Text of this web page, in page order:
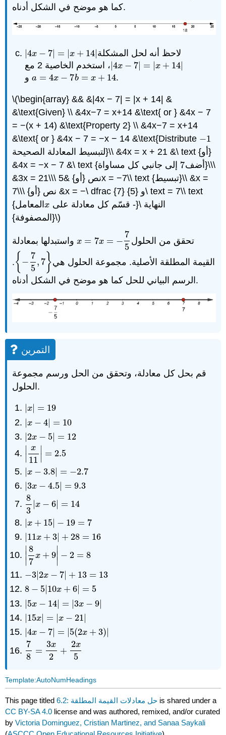
كما هو موضح في الشكل أدناه.
|4x − 7 = |x + 14
|4x −7 |= |x+ 14| لاحظ أنه لحل المشكلة
|4x − 7 = |x + 14
|4x −7 |= |x+ 14| ، استخدم الخاصية 2 مع
a = 4x − 7
a =4 x−7 و b = x + 14
b =x +14 .
\(\begin{array} && &|4x − 7| = |x + 14| &
&\text{Given} \\ &4x−7 = x+14 &\text{ or } &4x − 7
= −(x + 14) &\text{Property 2} \\ &4x−7 = x+14
&\text{ or } &4x − 7 = −x − 14 &\text{Distribute −1
−1
لتبسيط المعادلة الصحيحة}\\ &4x = x + 21 &\ text {أو}
&4x = −x − 7 &\ text {أضف7
7 إلى جانبي كل مساواة}\\\
&3x = 21\\\ نص {أو} &5x = −7\\ text {تبسيط}\\ &x =
7\\\ نص {أو} &x = −\ dfrac {7} {5} و\ text = 7\\ text
{قسّم كل معادلة على x
xالمعامل -}\ النهاية
{المصفوفة}\)
تحقق من الحلول x = −
7
5
x=− 75
x = 7
x=7 واستبدلها بمعادلة
القيمة المطلقة الأصلية. مجموعة الحلول هي { −
7
5
, 7 }
{−7 5,7 }
.
الرسم البياني للحل كما هو موضح في الشكل أدناه.
التمرين
قم بحل كل معادلة، وتحقق من الحل ورسم مجموعة
الحلول.
|x = 19
|x| =19
|x − 4| = 10
|x−4 |= 10
2x − 5 = 12
2x −5 |= 12
∣
x
11 ∣ = 2.5
| x11 =2.5
|x − 3.8 = −2.7
|x−3.8|= −2.7
|3x − 4.5 = 9.3
|3x −4.5|= 9.3
8
3
x − 6| = 14
83 |x −6|= 14
|x + 15| − 19 = 7
|x+15|− 19 =7
11x + 3 + 28 = 16
11x +3 |+ 28 =16
∣
∣
∣
8
7
x + 9
∣
∣
∣ − 2 = 8
| 87x +9|− 2=8
−3|2x − 7| + 13 = 13
−3| 2x−7 |+ 13 =13
8 − 5 10x + 6 = 5
8 −5 |10x+ 6| =5
|5x − 14| = |3x − 9|
5x −14|= |3x −9|
15x = |x − 21
15x =|x −21 |
|4x − 7 = 5(2x + 3)
|4x −7 |= |5( 2x+3) |
7
8
=
3x
2
+
2x
5
78 =3 x2+2x5
Template:AutoNumHeadings
This page titled 6.2: حل معادلات القيمة المطلقة is shared under a
CC BY-SA 4.0 license and was authored, remixed, and/or curated
byVictoria Dominguez, Cristian Martinez, and Sanaa Saykali